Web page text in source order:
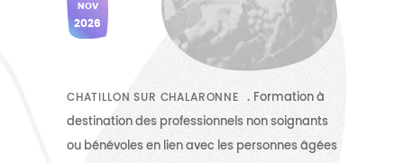
NOV
2026
CHATILLON SUR CHALARONNE Formation à
destination des professionnels non soignants
ou bénévoles en lien avec les personnes âgées